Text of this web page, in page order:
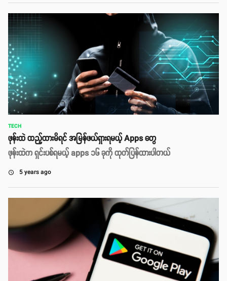
TECH
ဖုန်းထဲ ထည့်ထားမိရင် အမြန်ဖယ်ရှားရမယ့် Apps တွေ
ဖုန်းထဲက ရှင်းပစ်ရမယ့် apps ၁၆ ခုကို ထုတ်ပြန်ထားပါတယ်
access_time 5 years ago